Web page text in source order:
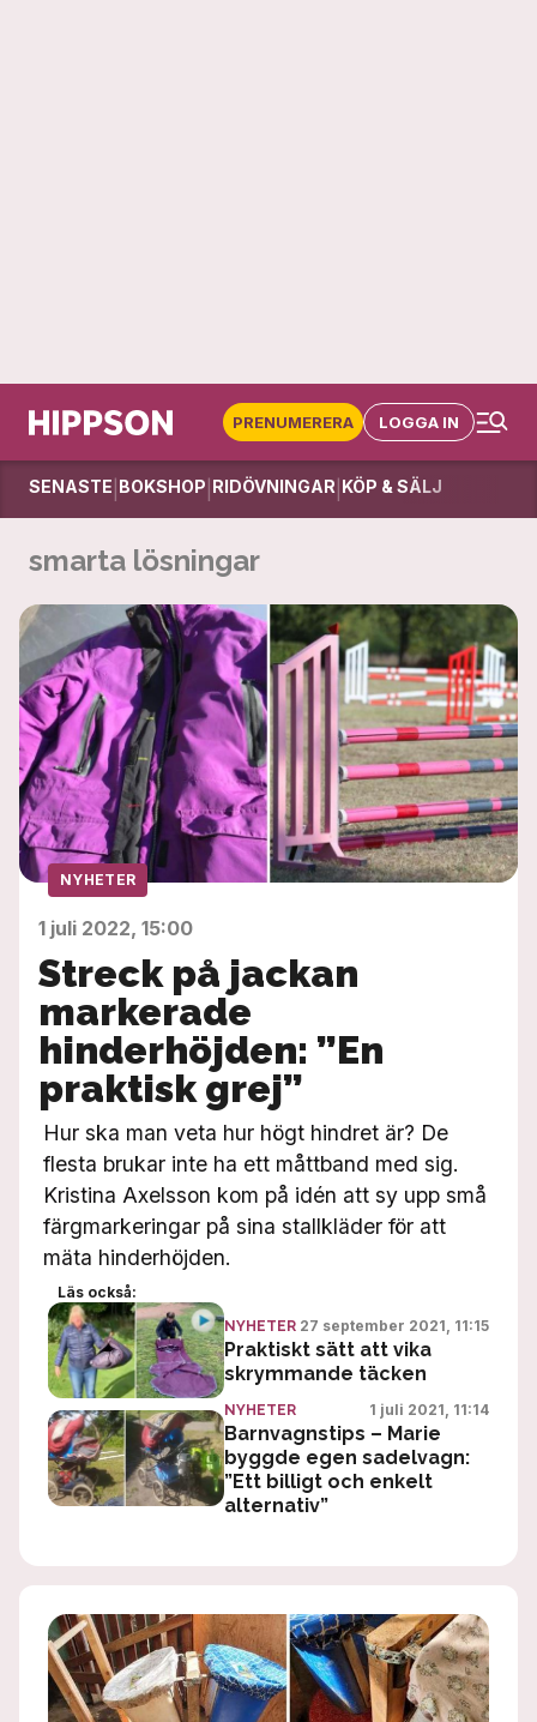
PRENUMERERA LOGGA IN
SENASTE BOKSHOP RIDÖVNINGAR KÖP & SÄLJ
smarta lösningar
NYHETER
1 juli 2022, 15:00
Streck på jackan
markerade
hinderhöjden: ”En
praktisk grej”
Hur ska man veta hur högt hindret är? De
flesta brukar inte ha ett måttband med sig.
Kristina Axelsson kom på idén att sy upp små
färgmarkeringar på sina stallkläder för att
mäta hinderhöjden.
Läs också:
NYHETER 27 september 2021, 11:15
Praktiskt sätt att vika
skrymmande täcken
NYHETER 1 juli 2021, 11:14
Barnvagnstips – Marie
byggde egen sadelvagn:
”Ett billigt och enkelt
alternativ”